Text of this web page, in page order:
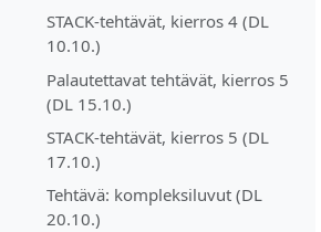
STACK-tehtävät, kierros 4 (DL
10.10.)
Palautettavat tehtävät, kierros 5
(DL 15.10.)
STACK-tehtävät, kierros 5 (DL
17.10.)
Tehtävä: kompleksiluvut (DL
20.10.)